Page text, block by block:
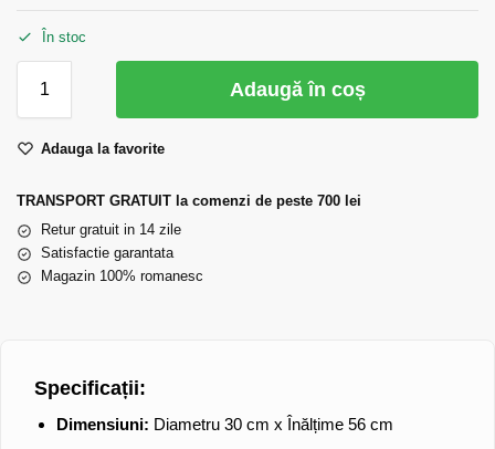
În stoc
Adaugă în coș
Adauga la favorite
TRANSPORT GRATUIT la comenzi de peste 700 lei
Retur gratuit in 14 zile
Satisfactie garantata
Magazin 100% romanesc
Specificații:
Dimensiuni: Diametru 30 cm x Înălțime 56 cm